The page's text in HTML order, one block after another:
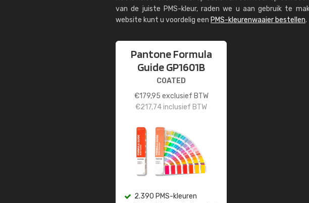
van de juiste PMS-kleur, raden we u aan gebruik te
website kunt u voordelig een PMS-kleurenwaaier bestellen.
Pantone Formula
Guide GP1601B
COATED
€179,95 exclusief BTW
€217,74inclusief BTW
2.390 PMS-kleuren